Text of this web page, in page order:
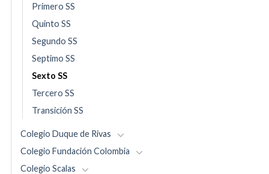
Primero SS
Quinto SS
Segundo SS
Septimo SS
Sexto SS
Tercero SS
Transición SS
Colegio Duque de Rivas
Colegio Fundación Colombia
Colegio Scalas